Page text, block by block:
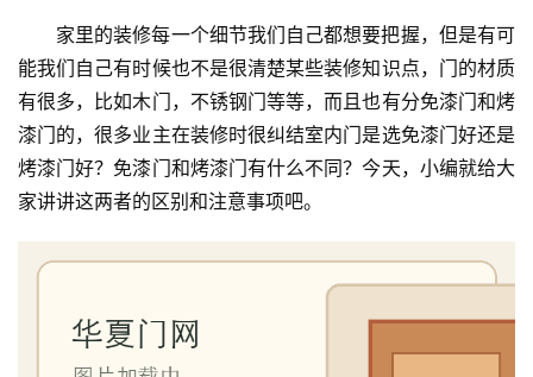
家里的装修每一个细节我们自己都想要把握，但是有可
能我们自己有时候也不是很清楚某些装修知识点，门的材质
有很多，比如木门，不锈钢门等等，而且也有分免漆门和烤
漆门的，很多业主在装修时很纠结室内门是选免漆门好还是
烤漆门好？免漆门和烤漆门有什么不同？今天，小编就给大
家讲讲这两者的区别和注意事项吧。